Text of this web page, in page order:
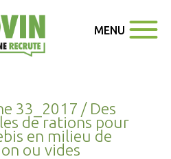
MENU
33_2017 / Des
de rations pour
en milieu de
ou vides